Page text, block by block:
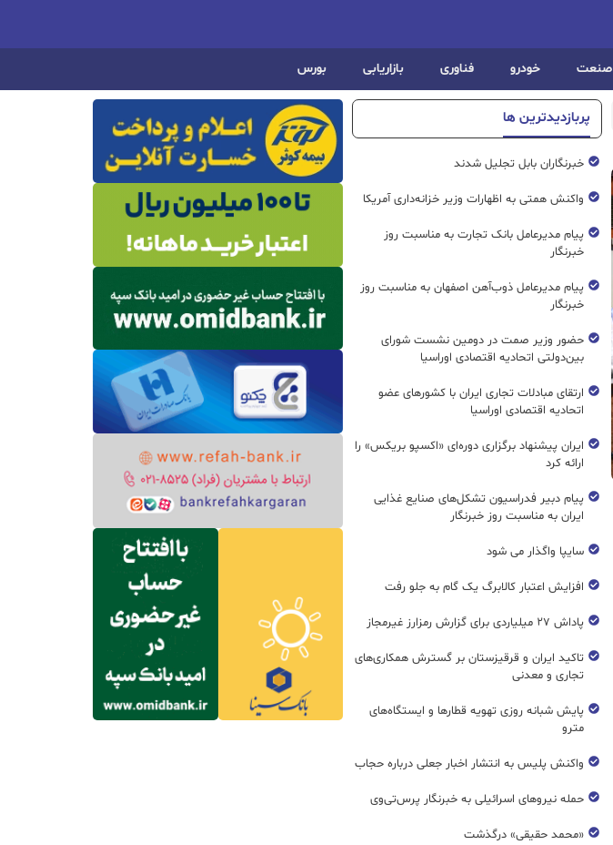
صنعت خودرو فناوری بازاریابی بورس
پربازدیدترین ها
خبرنگاران بابل تجلیل شدند
واکنش همتی به اظهارات وزیر خزانه‌داری آمریکا
پیام مدیرعامل بانک تجارت به مناسبت روز
خبرنگار
پیام مدیرعامل ذوب‌آهن اصفهان به مناسبت روز
خبرنگار
حضور وزیر صمت در دومین نشست شورای
بین‌دولتی اتحادیه اقتصادی اوراسیا
ارتقای مبادلات تجاری ایران با کشورهای عضو
اتحادیه اقتصادی اوراسیا
ایران پیشنهاد برگزاری دوره‌ای «اکسپو بریکس» را
ارائه کرد
پیام دبیر فدراسیون تشکل‌های صنایع غذایی
ایران به مناسبت روز خبرنگار
سایپا واگذار می شود
افزایش اعتبار کالابرگ یک گام به جلو رفت
پاداش ۲۷ میلیاردی برای گزارش رمزارز غیرمجاز
تاکید ایران و قرقیزستان بر گسترش همکاری‌های
تجاری و معدنی
پایش شبانه روزی تهویه قطار‌ها و ایستگاه‌های
مترو
واکنش پلیس به انتشار اخبار جعلی درباره حجاب
حمله نیروهای اسرائیلی به خبرنگار پرس‌تی‌وی
«محمد حقیقی» درگذشت